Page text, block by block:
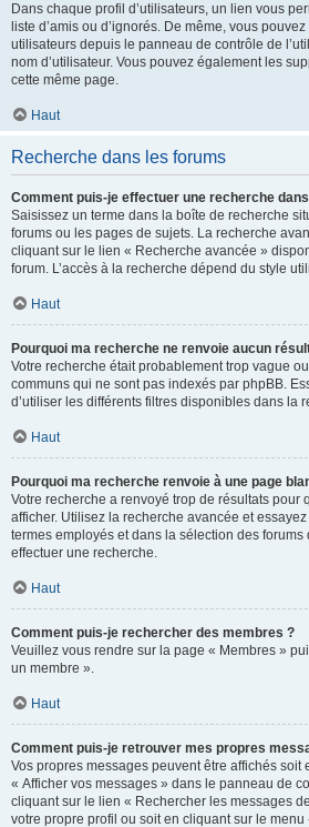
Dans chaque profil d’utilisateurs, un lien vous
liste d’amis ou d’ignorés. De même, vous
utilisateurs depuis le panneau de contrôle de
nom d’utilisateur. Vous pouvez également les
cette même page.
Haut
Recherche dans les forums
Comment puis-je effectuer une recherche
Saisissez un terme dans la boîte de recherche
forums ou les pages de sujets. La recherche
cliquant sur le lien « Recherche avancée »
forum. L’accès à la recherche dépend du style
Haut
Pourquoi ma recherche ne renvoie aucun
Votre recherche était probablement trop vague
communs qui ne sont pas indexés par phpBB.
d’utiliser les différents filtres disponibles dans la
Haut
Pourquoi ma recherche renvoie à une page
Votre recherche a renvoyé trop de résultats pour
afficher. Utilisez la recherche avancée et
termes employés et dans la sélection des
effectuer une recherche.
Haut
Comment puis-je rechercher des membres ?
Veuillez vous rendre sur la page « Membres »
un membre ».
Haut
Comment puis-je retrouver mes propres
Vos propres messages peuvent être affichés soit
« Afficher vos messages » dans le panneau de
cliquant sur le lien « Rechercher les messages
votre propre profil ou soit en cliquant sur le